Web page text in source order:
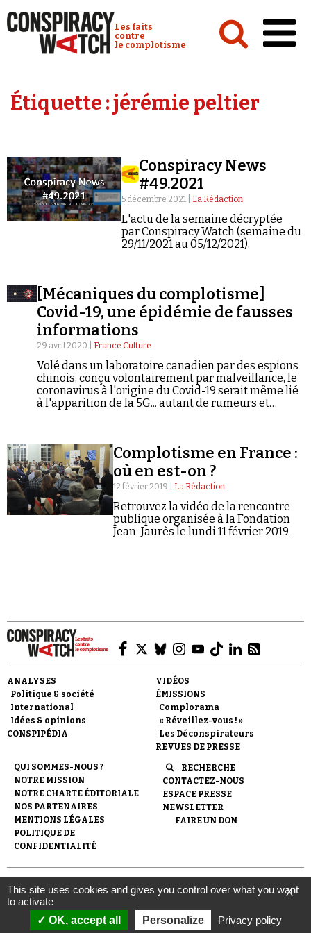
Conspiracy Watch :
Les faits
contre
le complotisme
Analyses
Vidéos
Émissions
Revues de presse
Newsletter
Faire un don
Demander à Vera
Se connecter
Étiquette :jérémie peltier
Conspiracy News
#49.2021
5 décembre 2021 | La Rédaction
L'actu de la semaine décryptée
par Conspiracy Watch (semaine du
29/11/2021 au 05/12/2021).
[Mécaniques du complotisme]
Covid-19, une épidémie de fausses
informations
29 avril 2020 | France Culture
Volé dans un laboratoire canadien par des espions
chinois, conçu volontairement par malveillance, le
coronavirus à l'origine du Covid-19 serait même lié
à l'apparition de la 5G... autant de rumeurs et
de propagation de complots imaginaires
manipulés par les pouvoirs ou agités dans l'ombre.
Ou comment une théorie complotiste peut devenir
un phénomène culturel.
Complotisme en France :
où en est-on ?
12 février 2019 | La Rédaction
Retrouvez la vidéo de la rencontre
publique organisée à la Fondation
Jean-Jaurès le lundi 11 février 2019.
ANALYSES
Politique & société
International
Idées & opinions
CONSPIPÉDIA
VIDÉOS
ÉMISSIONS
Complorama
« Réveillez-vous ! »
Les Déconspirateurs
REVUES DE PRESSE
QUI SOMMES-NOUS ?
NOTRE MISSION
NOTRE CHARTE ÉDITORIALE
NOS PARTENAIRES
MENTIONS LÉGALES
POLITIQUE DE
CONFIDENTIALITÉ
RECHERCHE
CONTACTEZ-NOUS
ESPACE PRESSE
NEWSLETTER
FAIRE UN DON
© 2007- 2026 Conspiracy Watch | Une réalisation de
l'Observatoire du conspirationnisme (association loi de 1901) avec
le soutien de la Fondation pour la Mémoire de la Shoah.
X
This site uses cookies and gives you control over what you want
to activate
OK, accept all
Personalize Privacy policy